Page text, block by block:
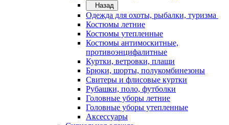
Назад
Одежда для охоты, рыбалки, туризма
Костюмы летние
Костюмы утепленные
Костюмы антимоскитные,
противоэнцифалитные
Куртки, ветровки, плащи
Брюки, шорты, полукомбинезоны
Свитеры и флисовые куртки
Рубашки, поло, футболки
Головные уборы летние
Головные уборы утепленные
Аксессуары